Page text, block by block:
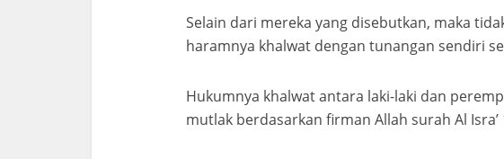
Selain dari mereka yang disebutkan, maka
haramnya khalwat dengan tunangan sendiri
Hukumnya khalwat antara laki-laki dan
mutlak berdasarkan firman Allah surah Al Isra’